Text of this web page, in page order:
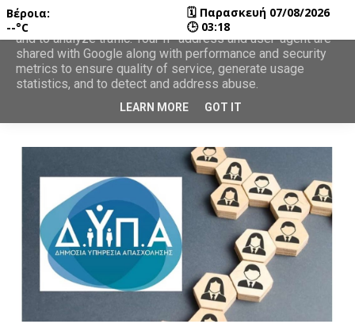
Βέροια:
--°C
🗓 Παρασκευή 07/08/2026
🕒 03:18
This site uses cookies from Google to deliver its services
and to analyze traffic. Your IP address and user-agent are
shared with Google along with performance and security
metrics to ensure quality of service, generate usage
statistics, and to detect and address abuse.
LEARN MORE GOT IT